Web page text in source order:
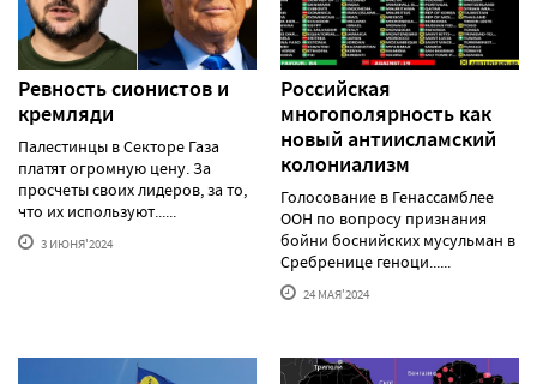
Ревность сионистов и
кремляди
Палестинцы в Секторе Газа
платят огромную цену. За
просчеты своих лидеров, за то,
что их используют......
3 ИЮНЯ'2024
Российская
многополярность как
новый антиисламский
колониализм
Голосование в Генассамблее
ООН по вопросу признания
бойни боснийских мусульман в
Сребренице геноци......
24 МАЯ'2024